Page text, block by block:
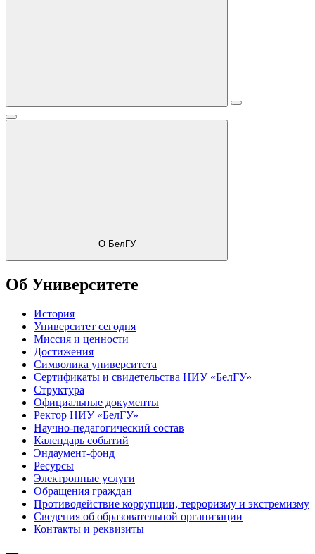
О БелГУ
Об Университете
История
Университет сегодня
Миссия и ценности
Достижения
Символика университета
Сертификаты и свидетельства НИУ «БелГУ»
Структура
Официальные документы
Ректор НИУ «БелГУ»
Научно-педагогический состав
Календарь событий
Эндаумент-фонд
Ресурсы
Электронные услуги
Обращения граждан
Противодействие коррупции, терроризму и экстремизму
Сведения об образовательной организации
Контакты и реквизиты